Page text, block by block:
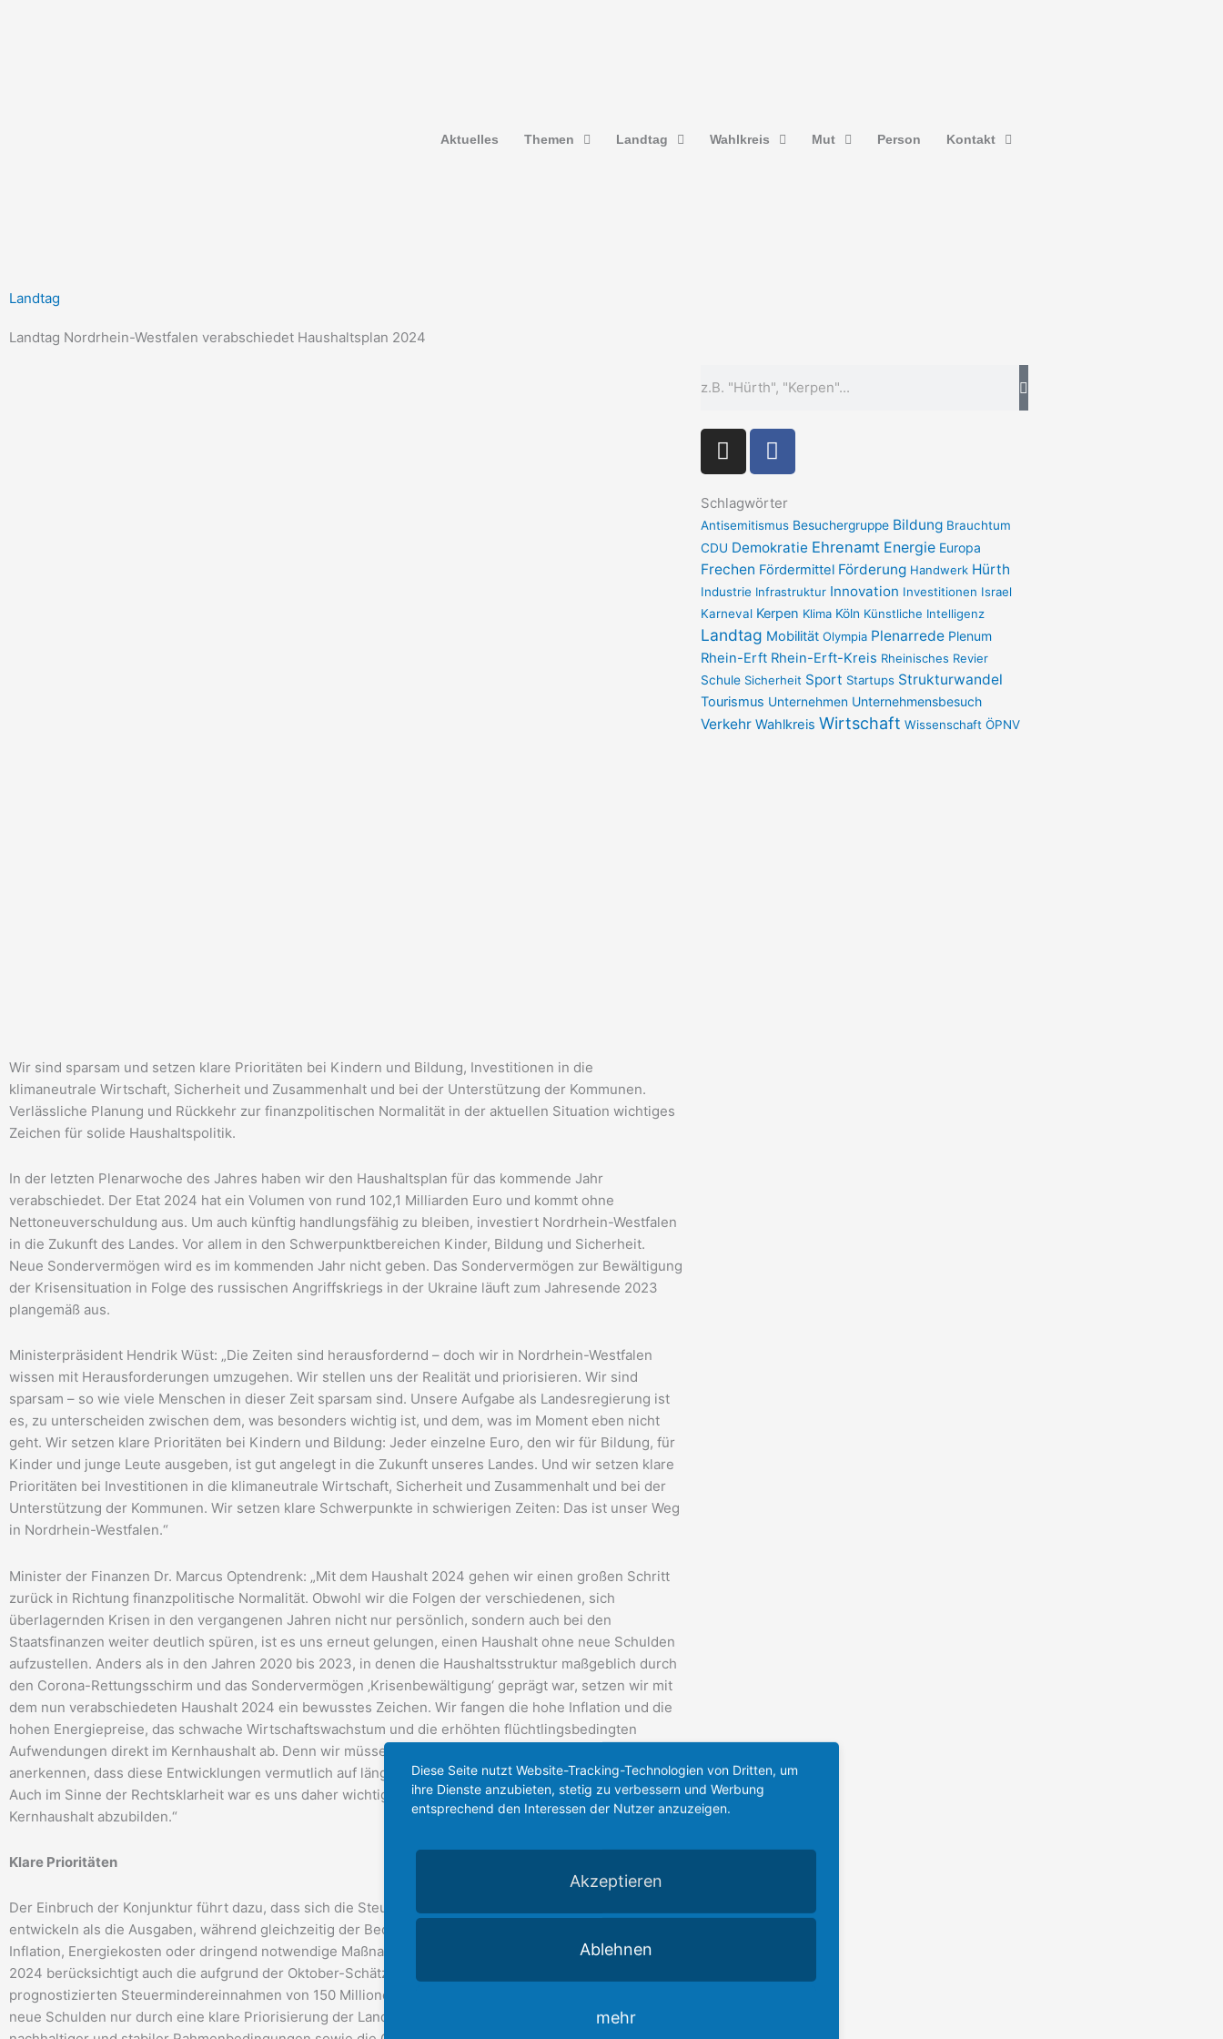
Aktuelles Themen Landtag Wahlkreis Mut Person Kontakt
Landtag
Landtag Nordrhein-Westfalen verabschiedet Haushaltsplan 2024
Wir sind sparsam und setzen klare Prioritäten bei Kindern und Bildung, Investitionen in die
klimaneutrale Wirtschaft, Sicherheit und Zusammenhalt und bei der Unterstützung der Kommunen.
Verlässliche Planung und Rückkehr zur finanzpolitischen Normalität in der aktuellen Situation wichtiges
Zeichen für solide Haushaltspolitik.
In der letzten Plenarwoche des Jahres haben wir den Haushaltsplan für das kommende Jahr
verabschiedet. Der Etat 2024 hat ein Volumen von rund 102,1 Milliarden Euro und kommt ohne
Nettoneuverschuldung aus. Um auch künftig handlungsfähig zu bleiben, investiert Nordrhein-Westfalen
in die Zukunft des Landes. Vor allem in den Schwerpunktbereichen Kinder, Bildung und Sicherheit.
Neue Sondervermögen wird es im kommenden Jahr nicht geben. Das Sondervermögen zur Bewältigung
der Krisensituation in Folge des russischen Angriffskriegs in der Ukraine läuft zum Jahresende 2023
plangemäß aus.
Ministerpräsident Hendrik Wüst: „Die Zeiten sind herausfordernd – doch wir in Nordrhein-Westfalen
wissen mit Herausforderungen umzugehen. Wir stellen uns der Realität und priorisieren. Wir sind
sparsam – so wie viele Menschen in dieser Zeit sparsam sind. Unsere Aufgabe als Landesregierung ist
es, zu unterscheiden zwischen dem, was besonders wichtig ist, und dem, was im Moment eben nicht
geht. Wir setzen klare Prioritäten bei Kindern und Bildung: Jeder einzelne Euro, den wir für Bildung, für
Kinder und junge Leute ausgeben, ist gut angelegt in die Zukunft unseres Landes. Und wir setzen klare
Prioritäten bei Investitionen in die klimaneutrale Wirtschaft, Sicherheit und Zusammenhalt und bei der
Unterstützung der Kommunen. Wir setzen klare Schwerpunkte in schwierigen Zeiten: Das ist unser Weg
in Nordrhein-Westfalen.“
Minister der Finanzen Dr. Marcus Optendrenk: „Mit dem Haushalt 2024 gehen wir einen großen Schritt
zurück in Richtung finanzpolitische Normalität. Obwohl wir die Folgen der verschiedenen, sich
überlagernden Krisen in den vergangenen Jahren nicht nur persönlich, sondern auch bei den
Staatsfinanzen weiter deutlich spüren, ist es uns erneut gelungen, einen Haushalt ohne neue Schulden
aufzustellen. Anders als in den Jahren 2020 bis 2023, in denen die Haushaltsstruktur maßgeblich durch
den Corona-Rettungsschirm und das Sondervermögen ‚Krisenbewältigung‘ geprägt war, setzen wir mit
dem nun verabschiedeten Haushalt 2024 ein bewusstes Zeichen. Wir fangen die hohe Inflation und die
hohen Energiepreise, das schwache Wirtschaftswachstum und die erhöhten flüchtlingsbedingten
Aufwendungen direkt im Kernhaushalt ab. Denn wir müssen auch im Rahmen der Haushaltsplanung
anerkennen, dass diese Entwicklungen vermutlich auf längere Zeit Teil unserer Realität sein werden.
Auch im Sinne der Rechtsklarheit war es uns daher wichtig, die zusätzlichen Finanzierungsbedarfe im
Kernhaushalt abzubilden.“
Klare Prioritäten
Der Einbruch der Konjunktur führt dazu, dass sich die Steuereinnahmen des Staates deutlich schlechter
entwickeln als die Ausgaben, während gleichzeitig der Bedarf nach Unterstützung steigt – sei es durch
Inflation, Energiekosten oder dringend notwendige Maßnahmen. Der nun verabschiedete Haushaltsplan
2024 berücksichtigt auch die aufgrund der Oktober-Schätzung gegenüber der ursprünglichen Planung
prognostizierten Steuermindereinnahmen von 150 Millionen Euro. Möglich war der Haushalt 2024 ohne
neue Schulden nur durch eine klare Priorisierung der Landesregierung. Dabei stand die Sicherstellung
I
n
t
a
g
r
a
m
F
a
e
b
o
o
k
-
f
Schlagwörter
Antisemitismus Besuchergruppe Bildung Brauchtum
CDU Demokratie Ehrenamt Energie Europa
Frechen Fördermittel Förderung Handwerk Hürth
Industrie Infrastruktur Innovation Investitionen Israel
Karneval Kerpen Klima Köln Künstliche Intelligenz
Landtag Mobilität Olympia Plenarrede Plenum
Rhein-Erft Rhein-Erft-Kreis Rheinisches Revier
Schule Sicherheit Sport Startups Strukturwandel
Tourismus Unternehmen Unternehmensbesuch
Verkehr Wahlkreis Wirtschaft Wissenschaft ÖPNV
Diese Seite nutzt Website-Tracking-Technologien von Dritten, um
ihre Dienste anzubieten, stetig zu verbessern und Werbung
entsprechend den Interessen der Nutzer anzuzeigen.
Akzeptieren
Ablehnen
mehr